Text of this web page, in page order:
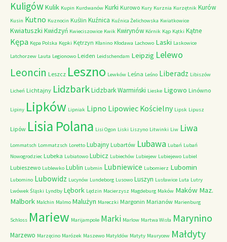
KuligówKulik Kupin Kurdwanów Kurki Kurowo Kury Kurznia Kurzętnik Kurów
Kusin Kutno Kuznocin Kuślin Kuźnica Kuźnica Żelichowska Kwiatkowice
Kwiatuszki Kwidzyń Kwieciszowice Kwik Kwirynów Kórnik Kąp Kątki Kątne
Kępa Kępa Polska Kępki Kętrzyn Kłanino Kłodawa Lachowo Laski Laskowice
Latchorzew Lauta Legionowo Leiden Leidschendam Leipzig Lelewo
Leoncin Leszcz Leszno Lewków Leśna Leśno Liberadz Libiszów
Licheń Lichtajny LidzbarkLidzbark Warmiński Lieske Ligowo Linówno
Lipiny Lipków Lipniak Lipno Lipowiec Kościelny Lipsk Lipusz
Lipów Lisia Polana Lisi Ogon Liski Liszyno Litwinki Liw Liwa
Lommatsch Lommatzsch Loretto Lubajny Lubartów Lubawa Lubań Lubań
Nowogrodziec Lubeka Lubiatowo Lubicz Lubiechów Lubiejew Lubiejewo Lubiel
Lubieszewo Lublewko Lublin Lubmin Lubniewice Lubomierz Lubomin
Lubomino Lubowidz Lucynów Lundeborg Lusowo Luszyn Lusławice Luta Lutry
Lwówek Śląski Lyndby Lębork Lędzin Macierzysz Magdeburg Maków Maków Maz.
Malbork Malchin Malmo Malużyn Mareczki Margonin Marianów Marienburg
Schloss Mariew Marijampole Marki Marlow Martwa Wisła Marynino
Marzewo Marzęcino Marózek Maszewo Matyldów Matyty Maurycew Małdyty